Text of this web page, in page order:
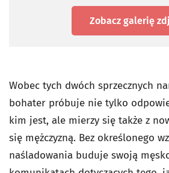
Zobacz galerię
Wobec tych dwóch sprzecznych
bohater próbuje nie tylko
kim jest, ale mierzy się także z
się mężczyzną. Bez określonego
naśladowania buduje swoją